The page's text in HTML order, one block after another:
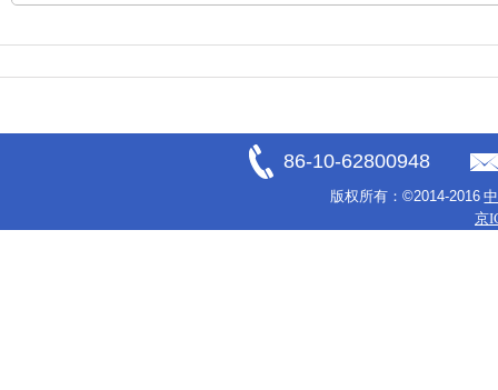
86-10-62800948
版权所有：©2014-2016
京